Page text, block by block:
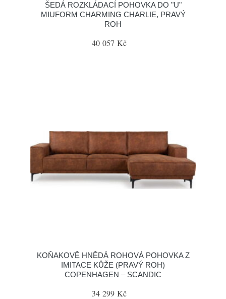
ŠEDÁ ROZKLÁDACÍ POHOVKA DO "U"
MIUFORM CHARMING CHARLIE, PRAVÝ
ROH
40 057 Kč
KOŇAKOVĚ HNĚDÁ ROHOVÁ POHOVKA Z
IMITACE KŮŽE (PRAVÝ ROH)
COPENHAGEN – SCANDIC
34 299 Kč